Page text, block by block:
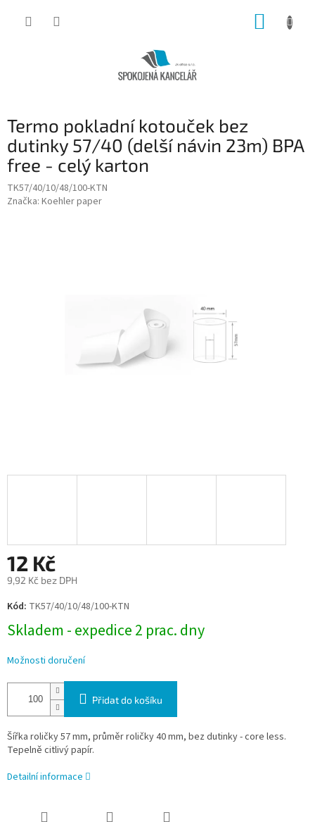
Termo pokladní kotouček bez
dutinky 57/40 (delší návin 23m) BPA
free - celý karton
TK57/40/10/48/100-KTN
Značka: Koehler paper
12 Kč
9,92 Kč bez DPH
Měrná
cena:
Kód: TK57/40/10/48/100-KTN
Skladem - expedice 2 prac. dny
Možnosti doručení
Přidat do košíku
Šířka roličky 57 mm, průměr roličky 40 mm, bez dutinky - core less.
Tepelně citlivý papír.
Detailní informace